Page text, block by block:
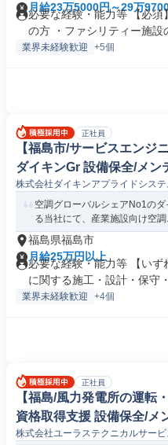
月給23万5000円～29万
必要な経験・能力等 【必須
の方 ・ファシリティー施設
業界未経験歓迎 +5個
正社員
【福島市/サービスエンジ
ダイキンGr 設備保全/メン
株式会社ダイキンアプライドシス
空調グローバルシェアNo1の
る当社にて、産業施設向け空調
福島県福島市
月給25万円以上
必要な経験・能力等 【い
に関する施工・設計・保守
業界未経験歓迎 +4個
正社員
【福島/風力発電所の運転
資格取得支援 設備保全/メ
株式会社ユーラステクニカルサービ